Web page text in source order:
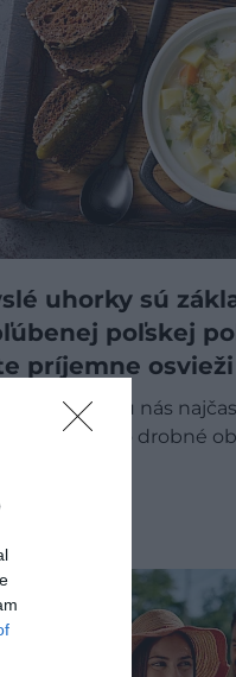
uhorky sú
poľskej
príjemne osvieži
uhorky sa u nás
príloha alebo drobné